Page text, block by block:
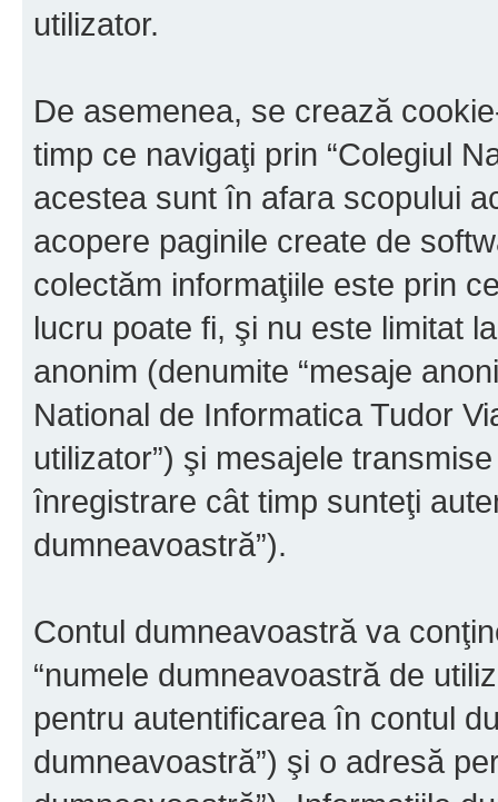
utilizator.
De asemenea, se crează
timp ce navigaţi prin “Colegiul
acestea sunt în afara scopului
acopere paginile create de
colectăm informaţiile este prin
lucru poate fi, şi nu este limitat
anonim (denumite “mesaje
National de Informatica Tudor
utilizator”) şi mesajele
înregistrare cât timp sunteţi
dumneavoastră”).
Contul dumneavoastră va
“numele dumneavoastră de
pentru autentificarea în contul
dumneavoastră”) şi o adresă